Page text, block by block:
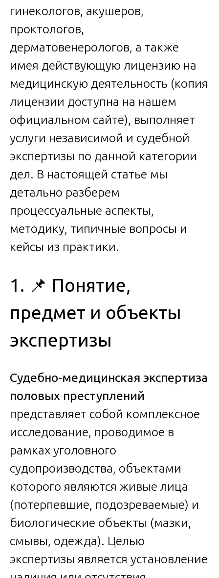
гинекологов, акушеров,
проктологов,
дерматовенерологов, а также
имея действующую лицензию на
медицинскую деятельность (копия
лицензии доступна на нашем
официальном сайте), выполняет
услуги независимой и судебной
экспертизы по данной категории
дел. В настоящей статье мы
детально разберем
процессуальные аспекты,
методику, типичные вопросы и
кейсы из практики.
1. 📌 Понятие,
предмет и объекты
экспертизы
Судебно-медицинская экспертиза
половых преступлений
представляет собой комплексное
исследование, проводимое в
рамках уголовного
судопроизводства, объектами
которого являются живые лица
(потерпевшие, подозреваемые) и
биологические объекты (мазки,
смывы, одежда). Целью
экспертизы является установление